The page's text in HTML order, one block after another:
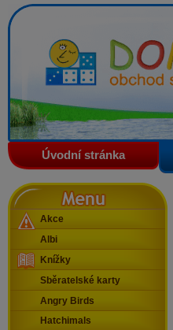
Domino - obchod s
Úvodní stránka
Menu
Akce
Albi
Knížky
Sběratelské karty
Angry Birds
Hatchimals